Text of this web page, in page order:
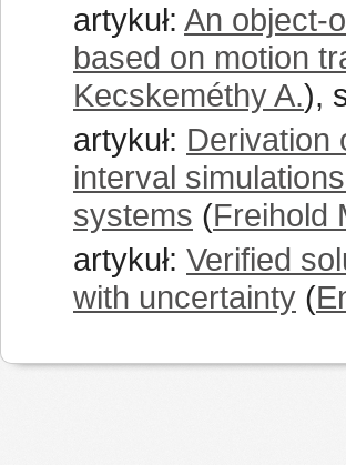
artykuł: An object-
based on motion
Kecskeméthy A.),
artykuł: Derivation
interval
systems (Freihold
artykuł: Verified
with uncertainty (